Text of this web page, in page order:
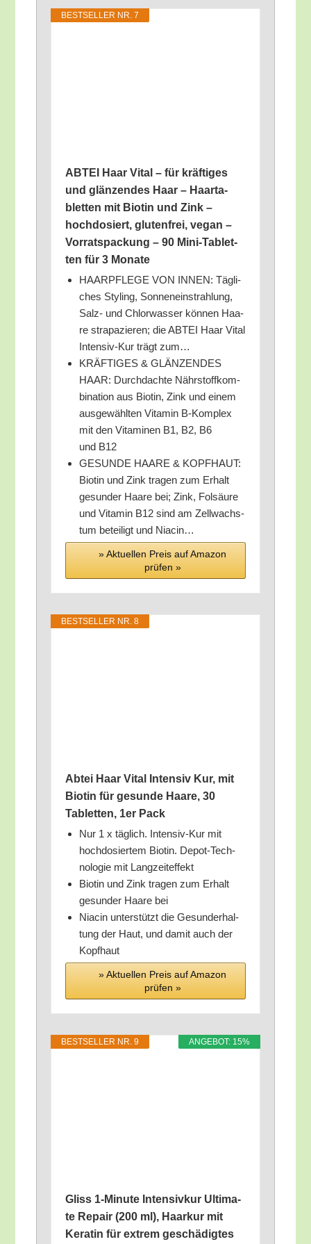
BEST­SEL­LER NR. 7
ABTEI Haar Vital – für kräf­ti­ges
und glän­zen­des Haar – Haar­ta­
blet­ten mit Bio­tin und Zink –
hoch­do­siert, glu­ten­frei, vegan –
Vor­rats­pa­ckung – 90 Mini-Tablet­
ten für 3 Monate
HAARPFLEGE VON INNEN: Täg­li­
ches Sty­ling, Son­nen­ein­strah­lung,
Salz- und Chlor­was­ser kön­nen Haa­
re stra­pa­zie­ren; die ABTEI Haar Vital
Inten­siv-Kur trägt zum…
KRÄFTIGES & GLÄNZENDES
HAAR: Durch­dach­te Nähr­stoff­kom­
bi­na­ti­on aus Bio­tin, Zink und einem
aus­ge­wähl­ten Vit­amin B‑Komplex
mit den Vit­ami­nen B1, B2, B6
und B12
GESUNDE HAARE & KOPFHAUT:
Bio­tin und Zink tra­gen zum Erhalt
gesun­der Haa­re bei; Zink, Fol­säu­re
und Vit­amin B12 sind am Zell­wachs­
tum betei­ligt und Niacin…
» Aktu­el­len Preis auf Ama­zon
prü­fen »
BEST­SEL­LER NR. 8
Abtei Haar Vital Inten­siv Kur, mit
Bio­tin für gesun­de Haa­re, 30
Tablet­ten, 1er Pack
Nur 1 x täg­lich. Inten­siv-Kur mit
hoch­do­sier­tem Bio­tin. Depot-Tech­
no­lo­gie mit Langzeiteffekt
Bio­tin und Zink tra­gen zum Erhalt
gesun­der Haa­re bei
Nia­cin unter­stützt die Gesund­erhal­
tung der Haut, und damit auch der
Kopfhaut
» Aktu­el­len Preis auf Ama­zon
prü­fen »
ANGE­BOT: 15%
BEST­SEL­LER NR. 9
Gliss 1‑Minute Inten­siv­kur Ulti­ma­
te Repair (200 ml), Haar­kur mit
Kera­tin für extrem geschä­dig­tes